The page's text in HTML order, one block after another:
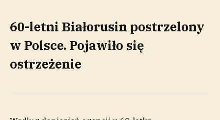
60-letni Białorusin postrzelony
w Polsce. Pojawiło się
ostrzeżenie